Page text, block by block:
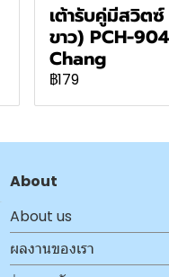
เต้ารับคู่มีสวิต
ขาว) PCH-
Chang
฿179
About
About us
ผลงานของเรา